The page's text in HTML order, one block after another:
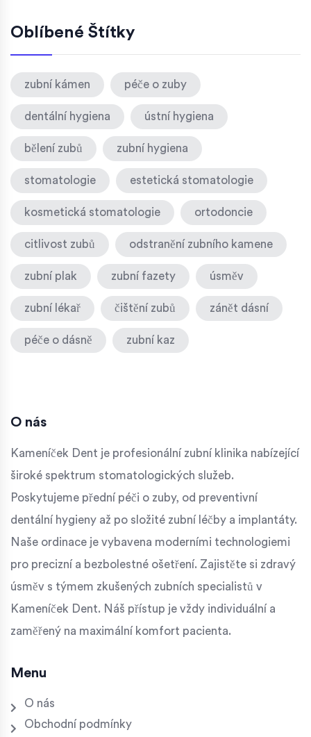
Oblíbené Štítky
zubní kámen péče o zuby
dentální hygiena ústní hygiena
bělení zubů zubní hygiena
stomatologie estetická stomatologie
kosmetická stomatologie ortodoncie
citlivost zubů odstranění zubního kamene
zubní plak zubní fazety úsměv
zubní lékař čištění zubů zánět dásní
péče o dásně zubní kaz
O nás
Kameníček Dent je profesionální zubní klinika nabízející
široké spektrum stomatologických služeb.
Poskytujeme přední péči o zuby, od preventivní
dentální hygieny až po složité zubní léčby a implantáty.
Naše ordinace je vybavena moderními technologiemi
pro precizní a bezbolestné ošetření. Zajistěte si zdravý
úsměv s týmem zkušených zubních specialistů v
Kameníček Dent. Náš přístup je vždy individuální a
zaměřený na maximální komfort pacienta.
Menu
O nás
Obchodní podmínky